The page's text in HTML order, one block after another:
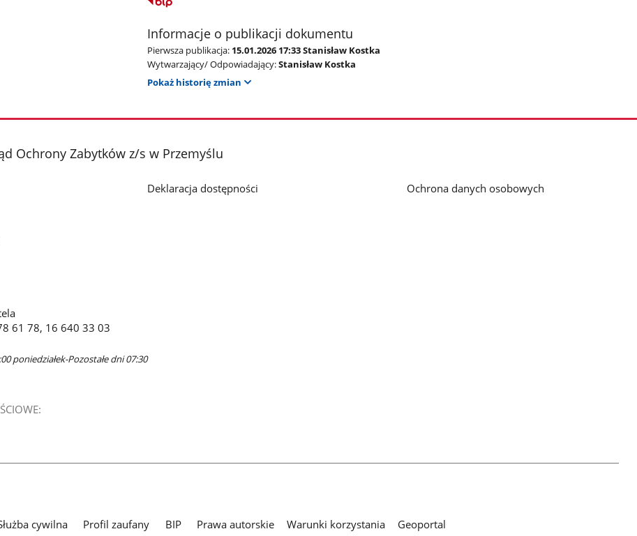
Informacje o publikacji dokumentu
Pierwsza publikacja: 15.01.2026 17:33 Stanisław Kostka
Wytwarzający/ Odpowiadający:Stanisław Kostka
Pokaż historię zmian
Ochrony Zabytków z/s w Przemyślu
61 78, 16 640 33 03
poniedziałek-Pozostałe dni 07:30
Deklaracja dostępności Ochrona danych osobowych
cywilna Profil zaufany BIP Prawa autorskie Warunki korzystania Geoportal